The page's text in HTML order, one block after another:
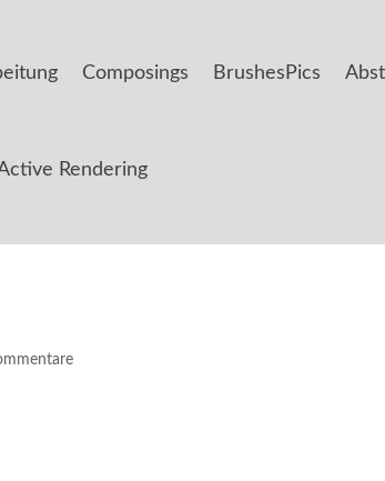
Composings BrushesPics
Rendering